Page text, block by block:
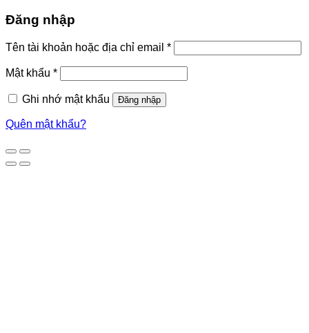
Đăng nhập
Tên tài khoản hoặc địa chỉ email *
Mật khẩu *
Ghi nhớ mật khẩu Đăng nhập
Quên mật khẩu?